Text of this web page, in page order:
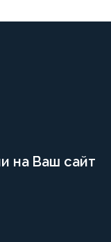
на Ваш сайт